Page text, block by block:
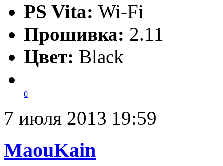
PS Vita: Wi-Fi
Прошивка: 2.11
Цвет: Black
0
7 июля 2013 19:59
MaouKain